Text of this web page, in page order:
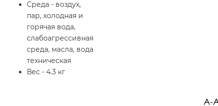
Среда - воздух,
пар, холодная и
горячая вода,
слабоагрессивная
среда, масла, вода
техническая
Вес - 4.3 кг